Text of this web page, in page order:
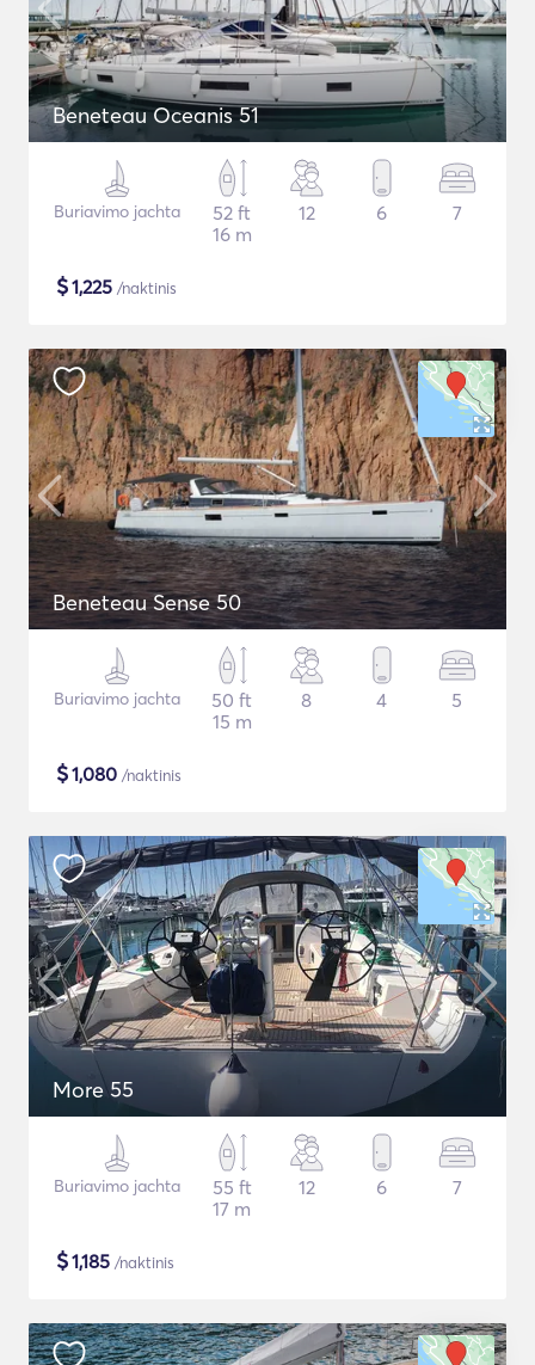
Beneteau Oceanis 51
Buriavimo jachta
52 ft
16 m
12 6 7
$1,225 /naktinis
Beneteau Sense 50
Buriavimo jachta
50 ft
15 m
8 4 5
$1,080 /naktinis
More 55
Buriavimo jachta
55 ft
17 m
12 6 7
$1,185 /naktinis